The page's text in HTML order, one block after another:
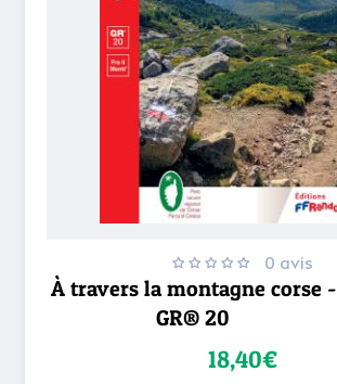
0 avis
À travers la montagne corse -
GR® 20
18,40€